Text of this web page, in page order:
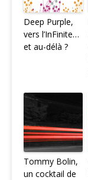
Deep Purple,
vers l’InFinite…
et au-délà ?
Tommy Bolin,
un cocktail de